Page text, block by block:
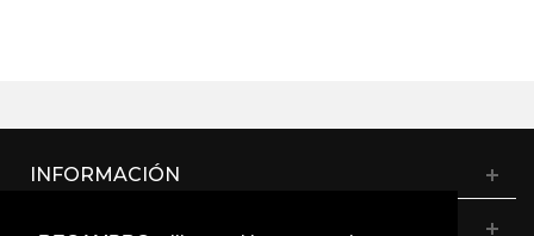
INFORMACIÓN